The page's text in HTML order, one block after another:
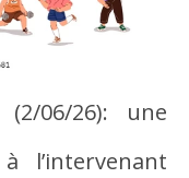
06/26): une
l’intervenant